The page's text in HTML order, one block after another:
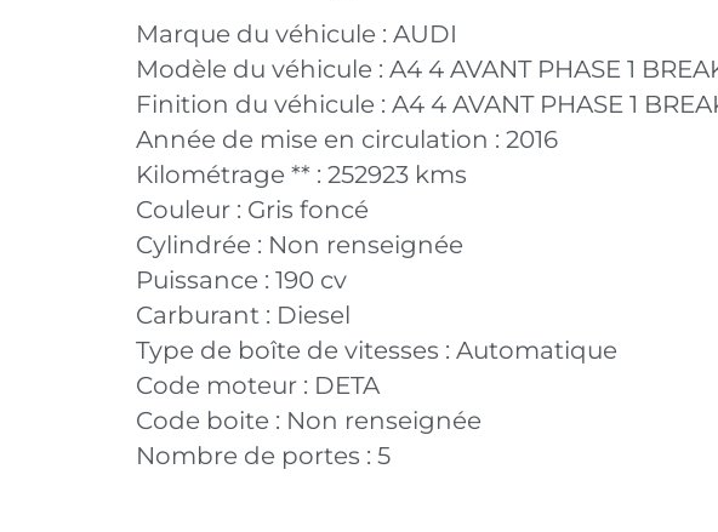
Marque du véhicule : AUDI
Modèle du véhicule : A4 4 AVANT PHASE 1
Finition du véhicule : A4 4 AVANT PHASE 1
Année de mise en circulation : 2016
Kilométrage ** : 252923 kms
Couleur : Gris foncé
Cylindrée : Non renseignée
Puissance : 190 cv
Carburant : Diesel
Type de boîte de vitesses : Automatique
Code moteur : DETA
Code boite : Non renseignée
Nombre de portes : 5